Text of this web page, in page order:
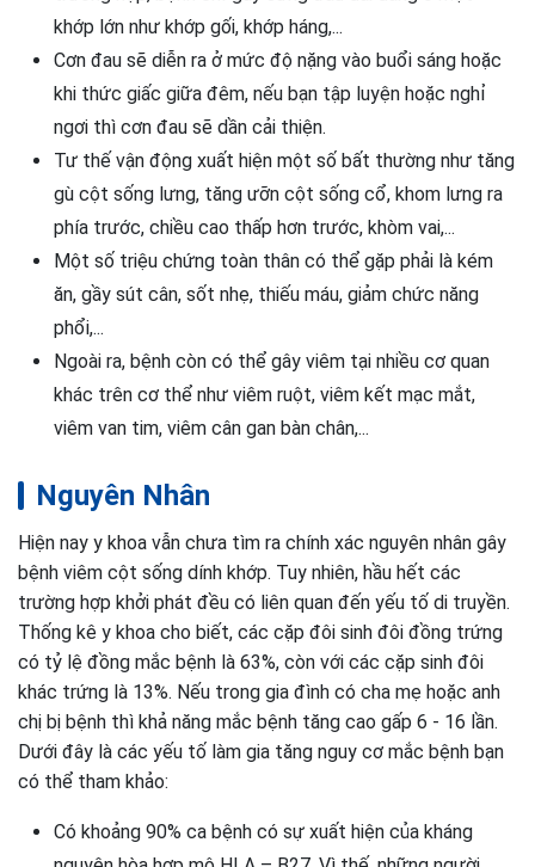
khớp lớn như khớp gối, khớp háng,...
Cơn đau sẽ diễn ra ở mức độ nặng vào buổi sáng hoặc
khi thức giấc giữa đêm, nếu bạn tập luyện hoặc nghỉ
ngơi thì cơn đau sẽ dần cải thiện.
Tư thế vận động xuất hiện một số bất thường như tăng
gù cột sống lưng, tăng ưỡn cột sống cổ, khom lưng ra
phía trước, chiều cao thấp hơn trước, khòm vai,...
Một số triệu chứng toàn thân có thể gặp phải là kém
ăn, gầy sút cân, sốt nhẹ, thiếu máu, giảm chức năng
phổi,...
Ngoài ra, bệnh còn có thể gây viêm tại nhiều cơ quan
khác trên cơ thể như viêm ruột, viêm kết mạc mắt,
viêm van tim, viêm cân gan bàn chân,...
Nguyên Nhân
Hiện nay y khoa vẫn chưa tìm ra chính xác nguyên nhân gây
bệnh viêm cột sống dính khớp. Tuy nhiên, hầu hết các
trường hợp khởi phát đều có liên quan đến yếu tố di truyền.
Thống kê y khoa cho biết, các cặp đôi sinh đôi đồng trứng
có tỷ lệ đồng mắc bệnh là 63%, còn với các cặp sinh đôi
khác trứng là 13%. Nếu trong gia đình có cha mẹ hoặc anh
chị bị bệnh thì khả năng mắc bệnh tăng cao gấp 6 - 16 lần.
Dưới đây là các yếu tố làm gia tăng nguy cơ mắc bệnh bạn
có thể tham khảo:
Có khoảng 90% ca bệnh có sự xuất hiện của kháng